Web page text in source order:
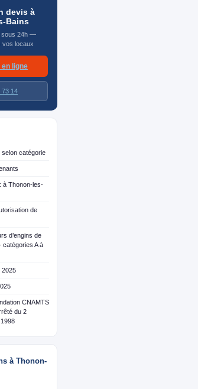
devis à
Bains
sous 24h —
vos locaux
ligne
73 14
selon catégorie
à Thonon-les-
de
d’engins de
A à
CNAMTS
du 2
à Thonon-